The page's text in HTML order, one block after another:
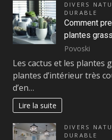
DIVERS
DURABLE
Comment
plantes
Povoski
Les cactus et les plantes
plantes d’intérieur très
d’en…
Lire la suite
DIVERS
DURABLE